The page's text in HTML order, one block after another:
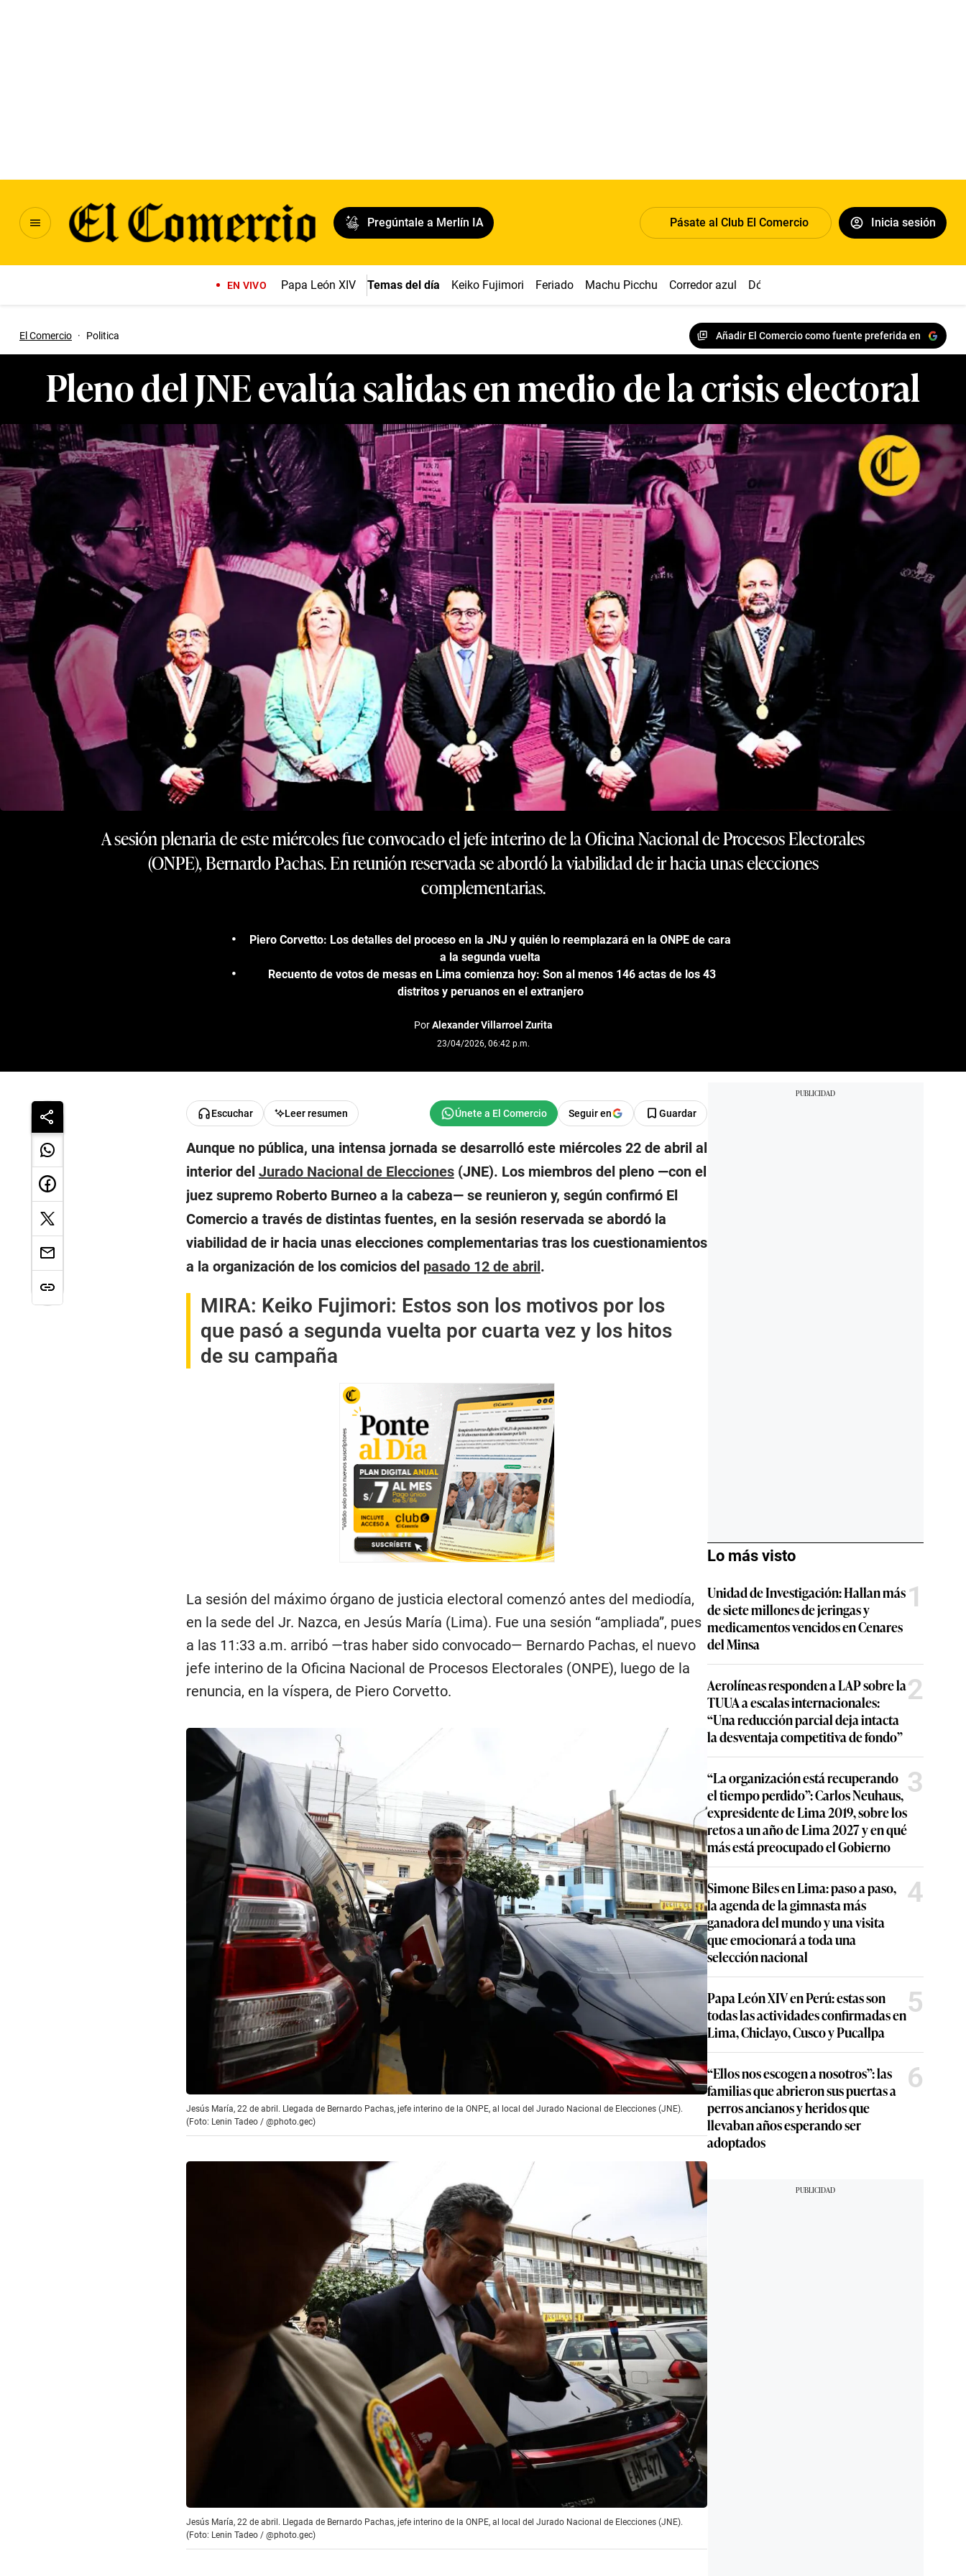
Pregúntale a Merlín IA Pásate al Club El Comercio Inicia sesión
EN VIVO Papa León XIV Temas del día Keiko Fujimori Feriado Machu Picchu Corredor azul Dólar
El Comercio · Politica Añadir El Comercio como fuente preferida en
Pleno del JNE evalúa salidas en medio de la crisis electoral
A sesión plenaria de este miércoles fue convocado el jefe interino de la Oficina Nacional de Procesos Electorales
(ONPE), Bernardo Pachas. En reunión reservada se abordó la viabilidad de ir hacia unas elecciones
complementarias.
Piero Corvetto: Los detalles del proceso en la JNJ y quién lo reemplazará en la ONPE de cara
a la segunda vuelta
Recuento de votos de mesas en Lima comienza hoy: Son al menos 146 actas de los 43
distritos y peruanos en el extranjero
PorAlexander Villarroel Zurita
23/04/2026, 06:42 p.m.
Escuchar Leer resumen Seguir en Guardar
Aunque no pública, una intensa jornada se desarrolló este miércoles 22 de abril al
interior del Jurado Nacional de Elecciones(JNE). Los miembros del pleno —con el
juez supremo Roberto Burneo a la cabeza— se reunieron y, según confirmó El
Comercio a través de distintas fuentes, en la sesión reservada se abordó la
viabilidad de ir hacia unas elecciones complementarias tras los cuestionamientos
a la organización de los comicios del pasado 12 de abril.
MIRA: Keiko Fujimori: Estos son los motivos por los
que pasó a segunda vuelta por cuarta vez y los hitos
de su campaña
La sesión del máximo órgano de justicia electoral comenzó antes del mediodía,
en la sede del Jr. Nazca, en Jesús María (Lima). Fue una sesión “ampliada”, pues
a las 11:33 a.m. arribó —tras haber sido convocado— Bernardo Pachas, el nuevo
jefe interino de la Oficina Nacional de Procesos Electorales (ONPE), luego de la
renuncia, en la víspera, de Piero Corvetto.
Jesús María, 22 de abril. Llegada de Bernardo Pachas, jefe interino de la ONPE, al local del Jurado Nacional de Elecciones (JNE).
(Foto: Lenin Tadeo / @photo.gec)
Jesús María, 22 de abril. Llegada de Bernardo Pachas, jefe interino de la ONPE, al local del Jurado Nacional de Elecciones (JNE).
(Foto: Lenin Tadeo / @photo.gec)
Lo más visto
Unidad de Investigación: Hallan más
de siete millones de jeringas y
medicamentos vencidos en Cenares
del Minsa
1
Aerolíneas responden a LAP sobre la
TUUA a escalas internacionales:
“Una reducción parcial deja intacta
la desventaja competitiva de fondo”
2
“La organización está recuperando
el tiempo perdido”: Carlos Neuhaus,
expresidente de Lima 2019, sobre los
retos a un año de Lima 2027 y en qué
más está preocupado el Gobierno
3
Simone Biles en Lima: paso a paso,
la agenda de la gimnasta más
ganadora del mundo y una visita
que emocionará a toda una
selección nacional
4
Papa León XIV en Perú: estas son
todas las actividades confirmadas en
Lima, Chiclayo, Cusco y Pucallpa
5
“Ellos nos escogen a nosotros”: las
familias que abrieron sus puertas a
perros ancianos y heridos que
llevaban años esperando ser
adoptados
6